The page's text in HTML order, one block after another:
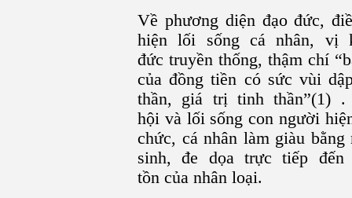
Về phương diện đạo đức,
hiện lối sống cá nhân, vị
đức truyền thống, thậm chí
của đồng tiền có sức vùi
thần, giá trị tinh thần”(1)
hội và lối sống con người
chức, cá nhân làm giàu
sinh, đe dọa trực tiếp
tồn của nhân loại.